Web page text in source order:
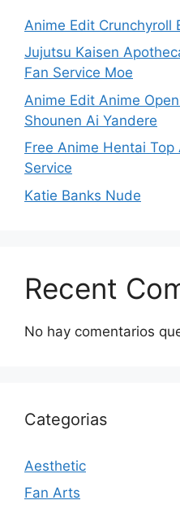
Anime Edit Crunchyroll
Jujutsu Kaisen
Fan Service Moe
Anime Edit Anime
Shounen Ai Yandere
Free Anime Hentai
Service
Katie Banks Nude
Recent
No hay comentarios
Categorias
Aesthetic
Fan Arts